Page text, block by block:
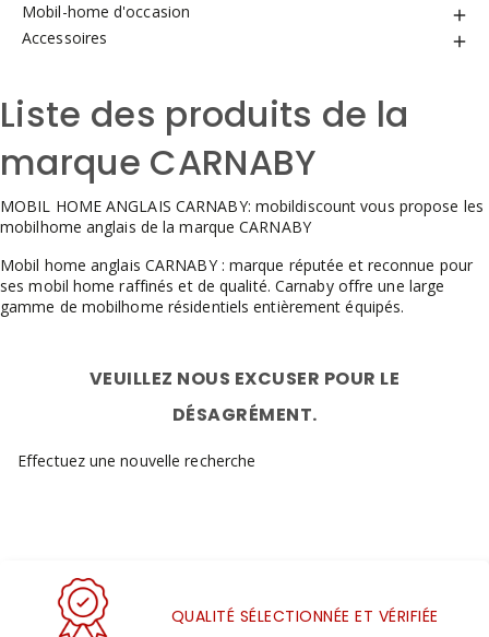
Mobil-home d'occasion 
Accessoires 
Liste des produits de la
marque CARNABY
MOBIL HOME ANGLAIS CARNABY: mobildiscount vous propose les
mobilhome anglais de la marque CARNABY
Mobil home anglais CARNABY : marque réputée et reconnue pour
ses mobil home raffinés et de qualité. Carnaby offre une large
gamme de mobilhome résidentiels entièrement équipés.
VEUILLEZ NOUS EXCUSER POUR LE
DÉSAGRÉMENT.
Effectuez une nouvelle recherche
QUALITÉ SÉLECTIONNÉE ET VÉRIFIÉE